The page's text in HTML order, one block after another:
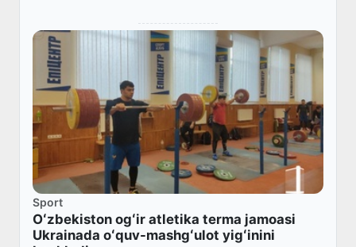
Sport
Oʻzbekiston ogʻir atletika terma jamoasi
Ukrainada oʻquv-mashgʻulot yigʻinini